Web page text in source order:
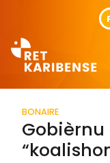
BONAIRE
Gobièrnu